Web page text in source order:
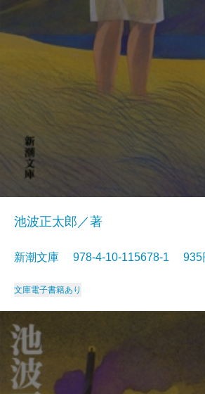
池波正太郎／著
新潮文庫 978-4-10-115678-1
文庫電子書籍あり